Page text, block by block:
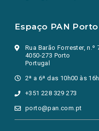
Espaço PAN Porto
Rua Barão Forrester, n.º
4050-273 Porto
Portugal
2ª a 6ª das 10h00 às
+351 228 329 273
porto@pan.com.pt